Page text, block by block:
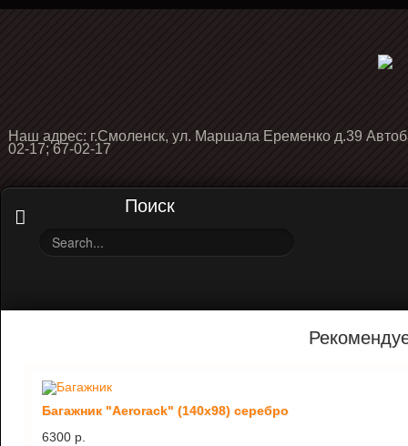
Наш адрес: г.Смоленск, ул. Маршала Еременко д.39
02-17; 67-02-17
Поиск
Багажник "Aerorack" (140х98) серебро
6300 p.